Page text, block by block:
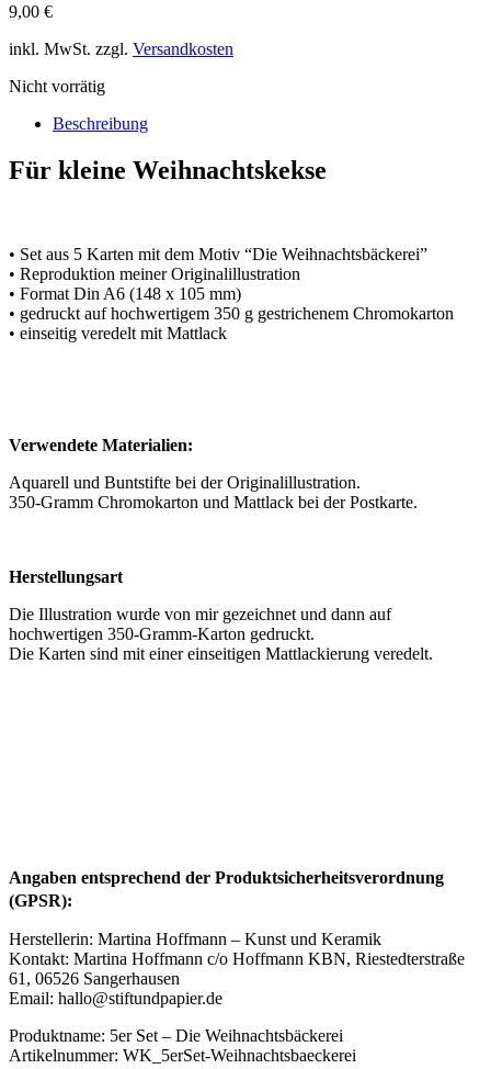
9,00 €
inkl. MwSt. zzgl. Versandkosten
Nicht vorrätig
Beschreibung
Für kleine Weihnachtskekse
• Set aus 5 Karten mit dem Motiv “Die Weihnachtsbäckerei”
• Reproduktion meiner Originalillustration
• Format Din A6 (148 x 105 mm)
• gedruckt auf hochwertigem 350 g gestrichenem Chromokarton
• einseitig veredelt mit Mattlack
Verwendete Materialien:
Aquarell und Buntstifte bei der Originalillustration.
350-Gramm Chromokarton und Mattlack bei der Postkarte.
Herstellungsart
Die Illustration wurde von mir gezeichnet und dann auf
hochwertigen 350-Gramm-Karton gedruckt.
Die Karten sind mit einer einseitigen Mattlackierung veredelt.
Angaben entsprechend der Produktsicherheitsverordnung
(GPSR):
Herstellerin: Martina Hoffmann – Kunst und Keramik
Kontakt: Martina Hoffmann c/o Hoffmann KBN, Riestedterstraße
61, 06526 Sangerhausen
Email: hallo@stiftundpapier.de
Produktname: 5er Set – Die Weihnachtsbäckerei
Artikelnummer: WK_5erSet-Weihnachtsbaeckerei